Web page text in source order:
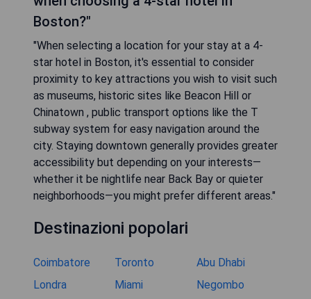
Boston?"
"When selecting a location for your stay at a 4-
star hotel in Boston, it's essential to consider
proximity to key attractions you wish to visit such
as museums, historic sites like Beacon Hill or
Chinatown , public transport options like the T
subway system for easy navigation around the
city. Staying downtown generally provides greater
accessibility but depending on your interests—
whether it be nightlife near Back Bay or quieter
neighborhoods—you might prefer different areas."
Destinazioni popolari
Coimbatore Toronto
Abu Dhabi
Londra
Miami Negombo